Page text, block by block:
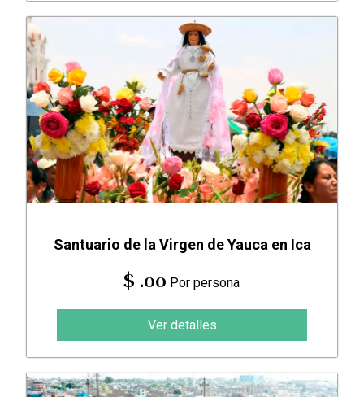
Santuario de la Virgen de Yauca en Ica
$ .00 Por persona
Ver detalles